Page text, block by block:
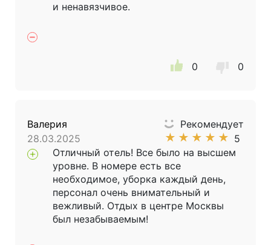
и ненавязчивое.
0 0
Валерия
28.03.2025
Рекомендует
★ ★ ★ ★ ★ 5
Отличный отель! Все было на высшем
уровне. В номере есть все
необходимое, уборка каждый день,
персонал очень внимательный и
вежливый. Отдых в центре Москвы
был незабываемым!